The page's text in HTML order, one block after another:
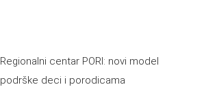
Regionalni centar PORI: novi model
podrške deci i porodicama